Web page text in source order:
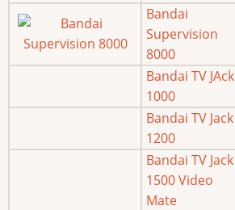
Bandai
Supervision
8000
Bandai TV JAck
1000
Bandai TV Jack
1200
Bandai TV Jack
1500 Video
Mate